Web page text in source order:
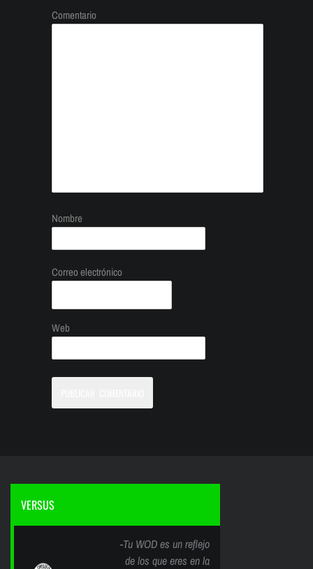
Comentario
Nombre
Correo electrónico
Web
VERSUS
-Tu WOD es un reflejo
de los que eres en la